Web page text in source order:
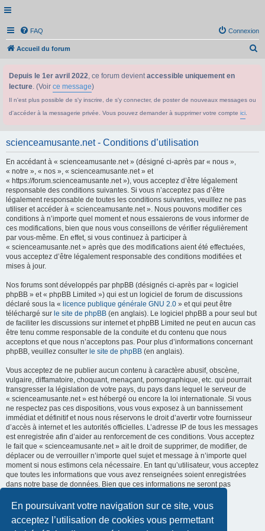
En poursuivant votre navigation sur ce site, vous
acceptez l’utilisation de cookies vous permettant
FAQ Connexion
Accueil du forum
Depuis le 1er avril 2022, ce forum devientaccessible uniquement en
lecture. (Voir ce message)
Il n'est plus possible de s'y inscrire, de s'y connecter, de poster de nouveaux messages ou
d'accéder à la messagerie privée. Vous pouvez demander à supprimer votre compte ici
scienceamusante.net - Conditions d’utilisation
En accédant à « scienceamusante.net » (désigné ci-après par « nous »,
« notre », « nos », « scienceamusante.net » et
« https://forum.scienceamusante.net »), vous acceptez d’être légalement
responsable des conditions suivantes. Si vous n’acceptez pas d’être
légalement responsable de toutes les conditions suivantes, veuillez ne pas
utiliser et accéder à « scienceamusante.net ». Nous pouvons modifier ces
conditions à n’importe quel moment et nous essaierons de vous informer de
ces modifications, bien que nous vous conseillons de vérifier régulièrement
par vous-même. En effet, si vous continuez à participer à
« scienceamusante.net » après que des modifications aient été effectuées,
vous acceptez d’être légalement responsable des conditions modifiées et
mises à jour.
Nos forums sont développés par phpBB (désignés ci-après par « logiciel
phpBB » et « phpBB Limited ») qui est un logiciel de forum de discussions
déclaré sous la « licence publique générale GNU 2.0 » et qui peut être
téléchargé sur le site de phpBB (en anglais). Le logiciel phpBB a pour seul but
de faciliter les discussions sur internet et phpBB Limited ne peut en aucun cas
être tenu comme responsable de la conduite et du contenu que nous
acceptons et que nous n’acceptons pas. Pour plus d’informations concernant
phpBB, veuillez consulter le site de phpBB (en anglais).
Vous acceptez de ne publier aucun contenu à caractère abusif, obscène,
vulgaire, diffamatoire, choquant, menaçant, pornographique, etc. qui pourrait
transgresser la législation de votre pays, du pays dans lequel le serveur de
« scienceamusante.net » est hébergé ou encore la loi internationale. Si vous
ne respectez pas ces dispositions, vous vous exposez à un bannissement
immédiat et définitif et nous nous réservons le droit d’avertir votre fournisseur
d’accès à internet et les autorités officielles. L’adresse IP de tous les messages
est enregistrée afin d’aider au renforcement de ces conditions. Vous acceptez
le fait que « scienceamusante.net » ait le droit de supprimer, de modifier, de
déplacer ou de verrouiller n’importe quel sujet et message à n’importe quel
moment si nous estimons cela nécessaire. En tant qu’utilisateur, vous acceptez
que toutes les informations que vous avez renseignées soient enregistrées
dans notre base de données. Bien que ces informations ne seront pas
« scienceamusante.net », ni phpBB, ne pourront être tenus comme
responsables en cas de tentative de piratage informatique visant à
compromettre vos données.